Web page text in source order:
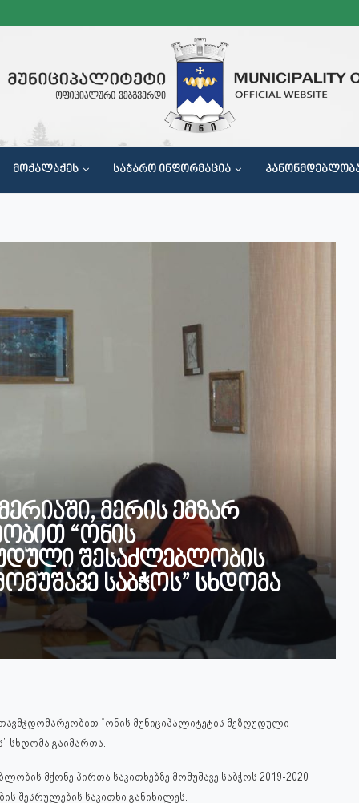
ᲛᲝᲥᲐᲚᲐᲥᲔᲡ ᲡᲐᲯᲐᲠᲝ ᲘᲜᲤᲝᲠᲛᲐᲪᲘᲐ
მერის ემზარ
“ონის
შესაძლებლობის
საბჭოს” სხდომა
თავმჯდომარეობით “ონის მუნიციპალიტეტის შეზღუდული
სხდომა გაიმართა.
მქონე პირთა საკითხებზე მომუშავე საბჭოს 2019-2020
შესრულების საკითხი განიხილეს.